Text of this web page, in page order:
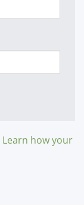
Learn how your